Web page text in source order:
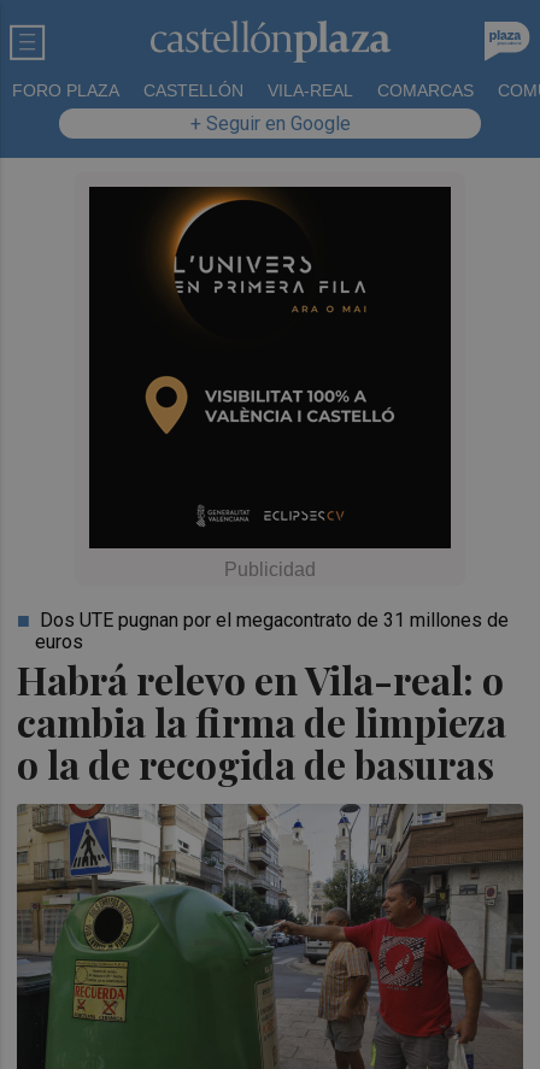
FORO PLAZA CASTELLÓN VILA-REAL COMARCAS
+ Seguir en Google
Habrá relevo en Vila-real: o
cambia la firma de limpieza
o la de recogida de basuras
Dos UTE pugnan por el megacontrato de 31 millones de
euros